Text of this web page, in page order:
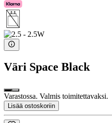
Väri Space Black
Varastossa. Valmis toimitettavaksi.
Lisää ostoskoriin